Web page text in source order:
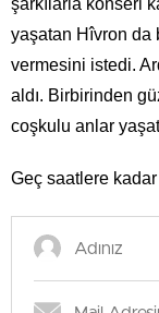
şarkılarla konseri
yaşatan Hîvron da
vermesini istedi.
aldı. Birbirinden
coşkulu anlar
Geç saatlere